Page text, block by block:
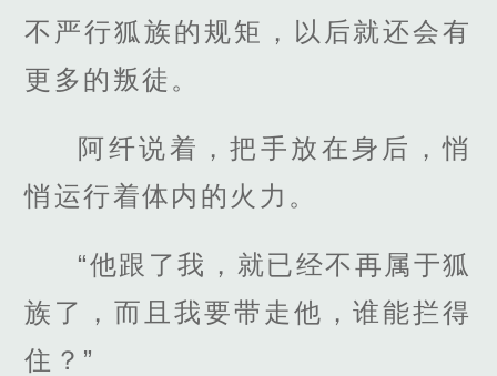
不严行狐族的规矩，以后就还会有
更多的叛徒。
阿纤说着，把手放在身后，悄
悄运行着体内的火力。
“他跟了我，就已经不再属于狐
族了，而且我要带走他，谁能拦得
住？”